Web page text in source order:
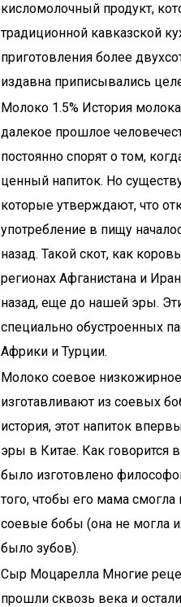
кисломолочный продукт,
традиционной кавказской
приготовления более
издавна приписывались
Молоко 1.5% История
далекое прошлое
постоянно спорят о том,
ценный напиток. Но
которые утверждают, что
употребление в пищу
назад. Такой скот, как
регионах Афганистана и
назад, еще до нашей эры.
специально обустроенных
Африки и Турции.
Молоко соевое
изготавливают из соевых
история, этот напиток
эры в Китае. Как говорится
было изготовлено
того, чтобы его мама
соевые бобы (она не могла
было зубов).
Сыр Моцарелла Многие
прошли сквозь века и